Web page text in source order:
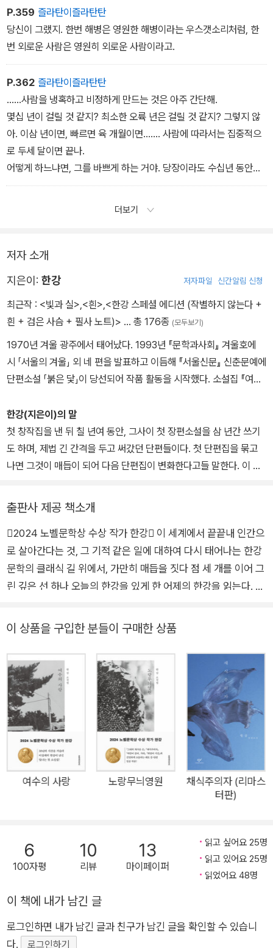
P.359 즐라탄이즐라탄탄
당신이 그랬지. 한번 해병은 영원한 해병이라는 우스갯소리처럼, 한
번 외로운 사람은 영원히 외로운 사람이라고.
P.362 즐라탄이즐라탄탄
......사람을 냉혹하고 비정하게 만드는 것은 아주 간단해.
몇십 년이 걸릴 것 같지? 최소한 오륙 년은 걸릴 것 같지? 그렇지 않
아. 이삼 년이면, 빠르면 육 개월이면....... 사람에 따라서는 집중적으
로 두세 달이면 끝나.
어떻게 하느냐면, 그를 바쁘게 하는 거야. 당장이라도 수십년 동안
의 잠에 곯아떨어지고 싶어 할 만큼 피로하게 하고, 그러나 쉬고 싶
더보기
저자 소개
지은이: 한강 저자파일 신간알림 신청
최근작 : <빛과 실>,<흰>,<한강 스페셜 에디션 (작별하지 않는다 +
흰 + 검은 사슴 + 필사 노트)> … 총 176종 (모두보기)
1970년 겨울 광주에서 태어났다. 1993년 『문학과사회』 겨울호에
시 「서울의 겨울」 외 네 편을 발표하고 이듬해 『서울신문』 신춘문예에
단편소설 「붉은 닻」이 당선되어 작품 활동을 시작했다. 소설집 『여수
『그대의 차가운 손』 『채식주의자』 『바람이 분다, 가라』 『희랍어 시
간』 『소년이 온다』 『흰』 『작별하지 않는다』, 시집 『서랍에 저녁을 넣
어 두었다』 등을 출간했다. 오늘의 젊은 예술가상, 이상문학상, 동리
문학상, 만해문학상, 황순원문학상, 김유정문학상, 김만중문학상, 대
르웨이 ‘미래 도서관’ 프로젝트 참여 작가로 선정되었다. 2024년 한
국 최초 노벨문학상을 수상했다.
한강(지은이)의 말
첫 창작집을 낸 뒤 칠 년여 동안, 그사이 첫 장편소설을 삼 년간 쓰기
도 하며, 제법 긴 간격을 두고 써갔던 단편들이다. 첫 단편집을 묶고
나면 그것이 매듭이 되어 다음 단편집이 변화한다고들 말한다. 이 소
다. 조금씩 몸을 뒤채이며 달팽이처럼 전진하고 있다, 그가 낼 수 있는
최대치 속도와 힘으로.
소설들의 배열을 바꾸었고, 몇몇 표현들을 손보았다. 이 책의 개정판
을, 첫 소설집과 세번째 소설집의 사이에 나란히 놓아둘 수 있도록 도
와주신 모든 분들께 머리 숙여 감사드린다. 표지에 사진을 싣게 해주
출판사 제공 책소개
2024 노벨문학상 수상 작가 한강 이 세계에서 끝끝내 인간으
로 살아간다는 것, 그 기적 같은 일에 대하여 다시 태어나는 한강
문학의 클래식 길 위에서, 가만히 매듭을 짓다 점 세 개를 이어 그
린 깊은 선 하나 오늘의 한강을 있게 한 어제의 한강을 읽는다. 19
표하고 이듬해 『서울신문』 신춘문예에 단편소설 「붉은 닻」이 당
(총 세 권)의 개정판이다. 한국소설문학상(1999), 오늘의 젊은
예술가상(2000), 이상문학상(2005), 동리문학상(2010), 만해
문학상(2014), 황순원문학상(2015), 인터내셔널 부커상(201
6), 말라파르테 문학상(2017), 김유정문학상(2018), 산클레멘
테 문학상(2019), 대산문학상(2022), 메디치 외국문학상(202
3), 에밀 기메 아시아문학상(2024), 노벨문학상(2024) 등을 수
상한 한강은 단단하고 섬세한 문장을 통해 삶의 근원에 자리한 고
독과 아픔을 살피며 지금 이 시대와 공명하고 있다. 한국 최초의
노벨문학상 수상 작가 한강이 지금까지 펴낸 소설집은 모두 세
다 달랐던 세 권의 책을 조심스레 이어 하나의 선 위에 두는 작업
이라고 할 수 있었다. 스물서너 살 때의 작가가 1년 동안 휘몰아치
첫 책인 『여수의 사랑』이다. 5년 만에 출간된 두번째 소설집 『내
여자의 열매』에서 한강은 “흐르는 물과 같이 변화하는 과정이 바
로 나라는 평범한 진리”를 만난 듯하다가, 이내 다시 묻는다. “이
이 상품을 구입한 분들이 구매한 상품
여수의 사랑 노랑무늬영원
채식주의자 (리마스
터판)
6
100자평
10
리뷰
13
마이페이퍼
읽고 싶어요 25명
읽고 있어요 25명
읽었어요 48명
이 책에 내가 남긴 글
로그인하면 내가 남긴 글과 친구가 남긴 글을 확인할 수 있습니
다.
로그인하기